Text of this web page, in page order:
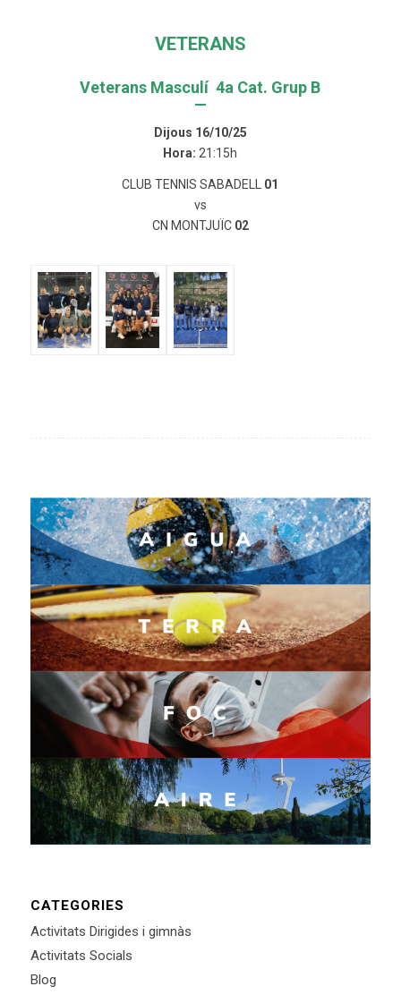
VETERANS
Veterans Masculí 4a Cat. Grup B
—
Dijous 16/10/25
Hora: 21:15h
CLUB TENNIS SABADELL 01
vs
CN MONTJUÏC 02
CATEGORIES
Activitats Dirigides i gimnàs
Activitats Socials
Blog